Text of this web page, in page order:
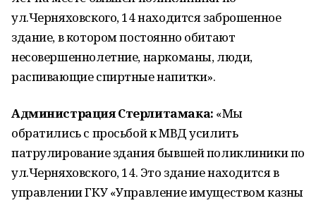
ул.Черняховского, 14 находится заброшенное
здание, в котором постоянно обитают
несовершеннолетние, наркоманы, люди,
распивающие спиртные напитки».
Администрация Стерлитамака: «Мы
обратились с просьбой к МВД усилить
патрулирование здания бывшей поликлиники по
ул.Черняховского, 14. Это здание находится в
управлении ГКУ «Управление имуществом казны